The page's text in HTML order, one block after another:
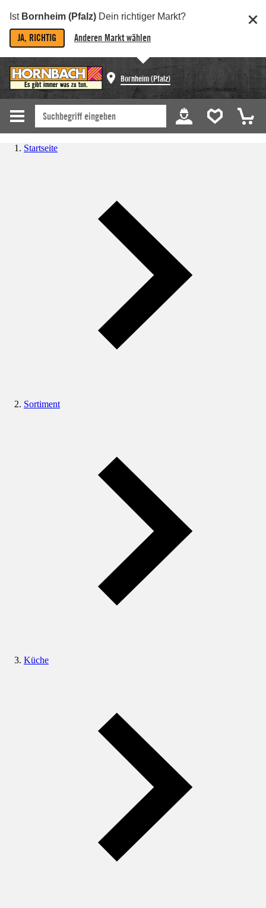
Ist Bornheim (Pfalz) Dein richtiger Markt?
JA, RICHTIG Anderen Markt wählen
Bornheim (Pfalz)
Startseite
Sortiment
Küche